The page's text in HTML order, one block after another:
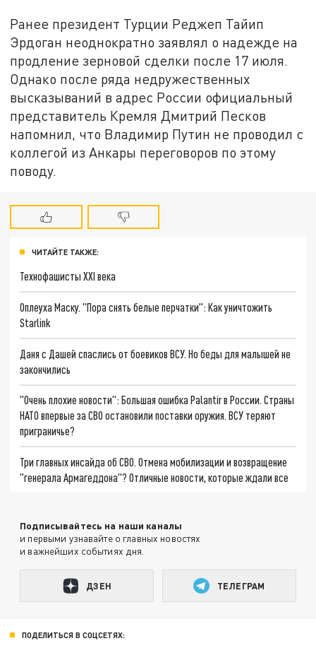
Ранее президент Турции Реджеп Тайип
Эрдоган неоднократно заявлял о надежде на
продление зерновой сделки после 17 июля.
Однако после ряда недружественных
высказываний в адрес России официальный
представитель Кремля Дмитрий Песков
напомнил, что Владимир Путин не проводил с
коллегой из Анкары переговоров по этому
поводу.
ЧИТАЙТЕ ТАКЖЕ:
Технофашисты XXI века
Оплеуха Маску. "Пора снять белые перчатки": Как уничтожить
Starlink
Даня с Дашей спаслись от боевиков ВСУ. Но беды для малышей не
закончились
"Очень плохие новости": Большая ошибка Palantir в России. Страны
НАТО впервые за СВО остановили поставки оружия. ВСУ теряют
приграничье?
Три главных инсайда об СВО. Отмена мобилизации и возвращение
"генерала Армагеддона"? Отличные новости, которые ждали все
Подписывайтесь на наши каналы
и первыми узнавайте о главных новостях
и важнейших событиях дня.
ДЗЕН ТЕЛЕГРАМ
ПОДЕЛИТЬСЯ В СОЦСЕТЯХ: